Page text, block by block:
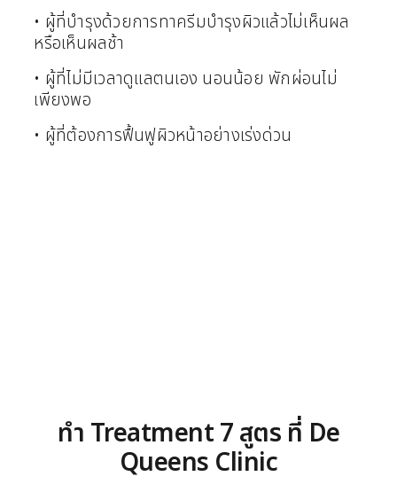
• ผู้ที่บำรุงด้วยการทาครีมบำรุงผิวแล้วไม่เห็นผล
หรือเห็นผลช้า
• ผู้ที่ไม่มีเวลาดูแลตนเอง นอนน้อย พักผ่อนไม่
เพียงพอ
• ผู้ที่ต้องการฟื้นฟูผิวหน้าอย่างเร่งด่วน
ทำ Treatment 7 สูตร ที่ De
Queens Clinic